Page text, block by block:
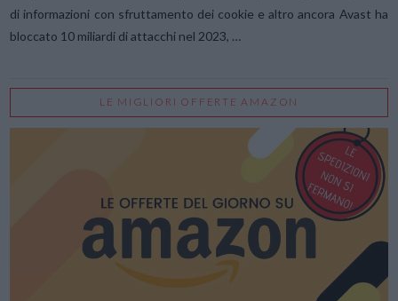
VIEW POST
di informazioni con sfruttamento dei cookie e altro ancora Avast ha
bloccato 10 miliardi di attacchi nel 2023, …
LE MIGLIORI OFFERTE AMAZON